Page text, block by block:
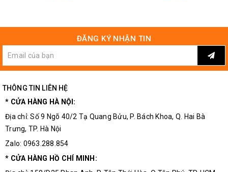
ĐĂNG KÝ NHẬN TIN
THÔNG TIN LIÊN HỆ
* CỬA HÀNG HÀ NỘI:
Địa chỉ: Số 9 Ngõ 40/2 Tạ Quang Bửu, P. Bách Khoa, Q. Hai Bà
Trưng, TP. Hà Nội
Zalo: 0963.288.854
* CỬA HÀNG HỒ CHÍ MINH: